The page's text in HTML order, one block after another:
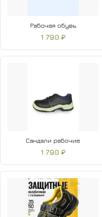
Рабочая обувь
1 790 ₽
Сандали рабочие
1 790 ₽